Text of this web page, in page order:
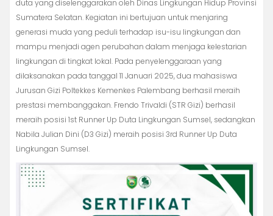
duta yang diselenggarakan oleh Dinas Lingkungan Hidup Provinsi
Sumatera Selatan. Kegiatan ini bertujuan untuk menjaring
generasi muda yang peduli terhadap isu-isu lingkungan dan
mampu menjadi agen perubahan dalam menjaga kelestarian
lingkungan di tingkat lokal. Pada penyelenggaraan yang
dilaksanakan pada tanggal 11 Januari 2025, dua mahasiswa
Jurusan Gizi Poltekkes Kemenkes Palembang berhasil meraih
prestasi membanggakan. Frendo Trivaldi (STR Gizi) berhasil
meraih posisi 1st Runner Up Duta Lingkungan Sumsel, sedangkan
Nabila Julian Dini (D3 Gizi) meraih posisi 3rd Runner Up Duta
Lingkungan Sumsel.